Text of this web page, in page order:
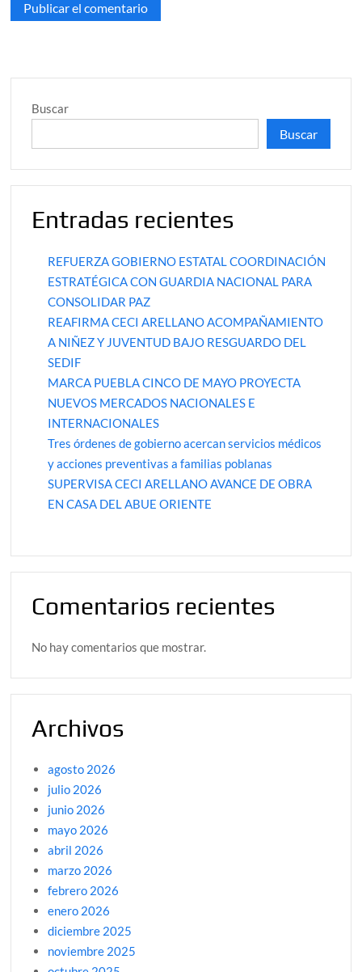
Buscar
Buscar
Entradas recientes
REFUERZA GOBIERNO ESTATAL COORDINACIÓN
ESTRATÉGICA CON GUARDIA NACIONAL PARA
CONSOLIDAR PAZ
REAFIRMA CECI ARELLANO ACOMPAÑAMIENTO
A NIÑEZ Y JUVENTUD BAJO RESGUARDO DEL
SEDIF
MARCA PUEBLA CINCO DE MAYO PROYECTA
NUEVOS MERCADOS NACIONALES E
INTERNACIONALES
Tres órdenes de gobierno acercan servicios médicos
y acciones preventivas a familias poblanas
SUPERVISA CECI ARELLANO AVANCE DE OBRA
EN CASA DEL ABUE ORIENTE
Comentarios recientes
No hay comentarios que mostrar.
Archivos
agosto 2026
julio 2026
junio 2026
mayo 2026
abril 2026
marzo 2026
febrero 2026
enero 2026
diciembre 2025
noviembre 2025